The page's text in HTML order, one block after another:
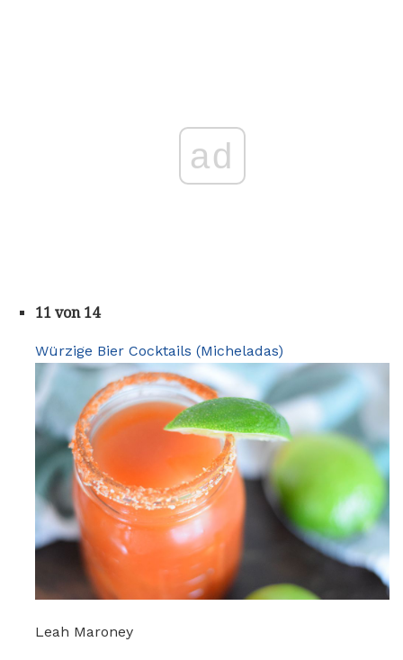
ad
11 von 14
Würzige Bier Cocktails (Micheladas)
Leah Maroney